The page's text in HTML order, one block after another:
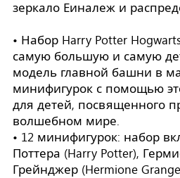
зеркало Еиналеж и
• Набор Harry Potter
самую большую и самую
модель главной башни в
минифигурок с помощью
для детей, посвященного
волшебном мире.
• 12 минифигурок: набор
Поттера (Harry Potter),
Грейнджер (Hermione